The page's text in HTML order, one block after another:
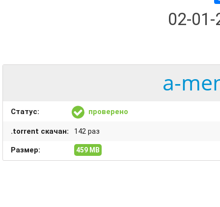
02-
a-
Статус: проверено
.torrent скачан: 142 раз
Размер: 459 MB